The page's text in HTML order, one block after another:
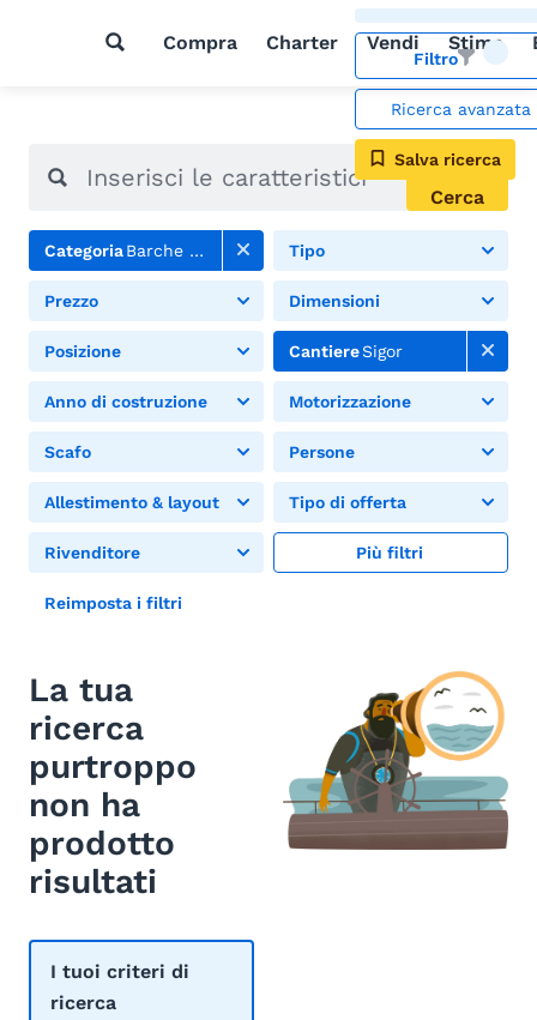
Compra Charter Vendi Stima
Filtro
Ricerca avanzata
Salva ricerca
Cerca
CategoriaBarche a motore Tipo
Prezzo Dimensioni
Posizione CantiereSigor
Anno di costruzione Motorizzazione
Scafo Persone
Allestimento & layout Tipo di offerta
Rivenditore Più filtri
Reimposta i filtri
La tua
ricerca
purtroppo
non ha
prodotto
risultati
I tuoi criteri di
ricerca